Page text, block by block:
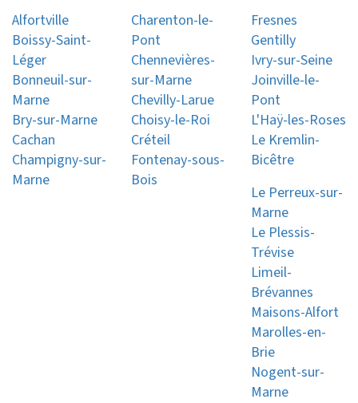
Alfortville
Boissy-Saint-
Léger
Bonneuil-sur-
Marne
Bry-sur-Marne
Cachan
Champigny-sur-
Marne
Charenton-le-
Pont
Chennevières-
sur-Marne
Chevilly-Larue
Choisy-le-Roi
Créteil
Fontenay-sous-
Bois
Fresnes
Gentilly
Ivry-sur-Seine
Joinville-le-
Pont
L'Haÿ-les-Roses
Le Kremlin-
Bicêtre
Le Perreux-sur-
Marne
Le Plessis-
Trévise
Limeil-
Brévannes
Maisons-Alfort
Marolles-en-
Brie
Nogent-sur-
Marne